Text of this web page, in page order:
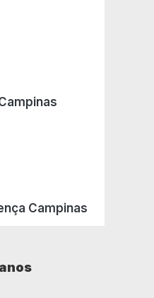
Campinas